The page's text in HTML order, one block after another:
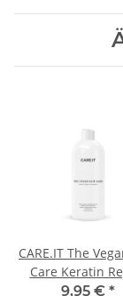
CARE.IT The
Care Keratin
Shampoo
9,95 € *